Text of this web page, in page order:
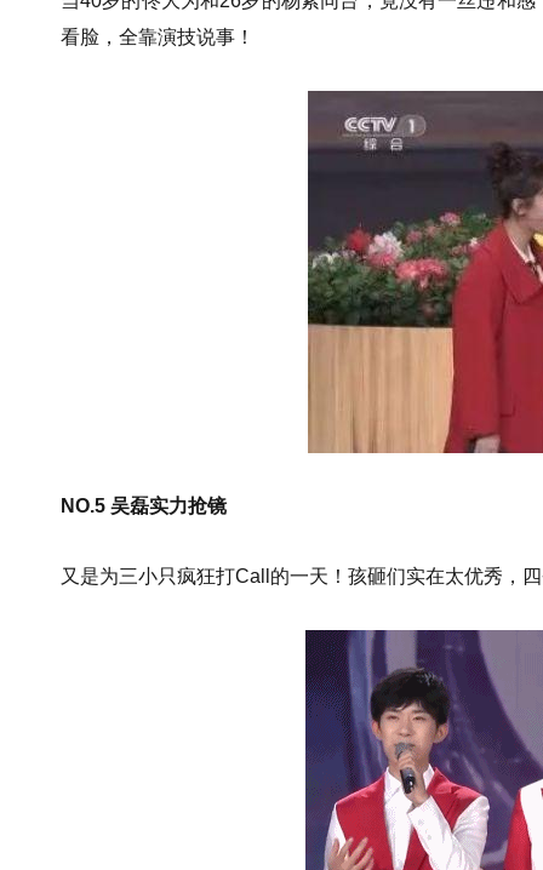
看脸，全靠演技说事！
NO.5 吴磊实力抢镜
又是为三小只疯狂打Call的一天！孩砸们实在太优秀，